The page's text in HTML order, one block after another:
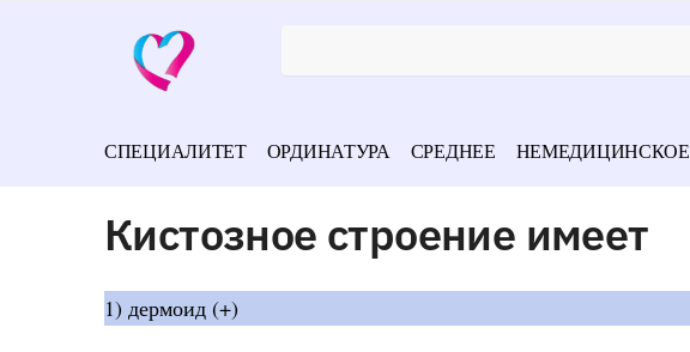
СПЕЦИАЛИТЕТ ОРДИНАТУРА СРЕДНЕЕ НЕМЕДИЦИНСКОЕ
Кистозное строение имеет
1) дермоид (+)